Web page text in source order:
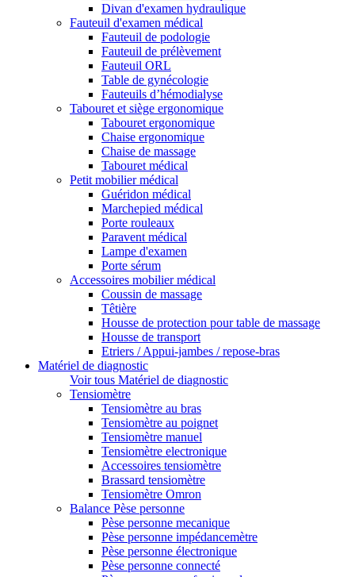
Divan d'examen hydraulique
Fauteuil d'examen médical
Fauteuil de podologie
Fauteuil de prélèvement
Fauteuil ORL
Table de gynécologie
Fauteuils d’hémodialyse
Tabouret et siège ergonomique
Tabouret ergonomique
Chaise ergonomique
Chaise de massage
Tabouret médical
Petit mobilier médical
Guéridon médical
Marchepied médical
Porte rouleaux
Paravent médical
Lampe d'examen
Porte sérum
Accessoires mobilier médical
Coussin de massage
Têtière
Housse de protection pour table de massage
Housse de transport
Etriers / Appui-jambes / repose-bras
Matériel de diagnostic
Voir tous Matériel de diagnostic
Tensiomètre
Tensiomètre au bras
Tensiomètre au poignet
Tensiomètre manuel
Tensiomètre electronique
Accessoires tensiomètre
Brassard tensiomètre
Tensiomètre Omron
Balance Pèse personne
Pèse personne mecanique
Pèse personne impédancemètre
Pèse personne électronique
Pèse personne connecté